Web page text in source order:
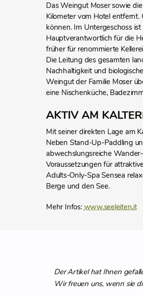
Das Weingut Moser sowie
Kilometer vom Hotel
können. Im Untergeschoss
Hauptverantwortlich für die
früher für renommierte
Die Leitung des gesamten
Nachhaltigkeit und
Weingut der Familie Moser
eine Nischenküche,
AKTIV AM
Mit seiner direkten Lage am
Neben Stand-Up-Paddling
abwechslungsreiche
Voraussetzungen für
Adults-Only-Spa Sensea
Berge und den See.
Mehr Infos:www.seeleiten.it
Der Artikel hat Ihnen
Wir freuen uns, wenn sie